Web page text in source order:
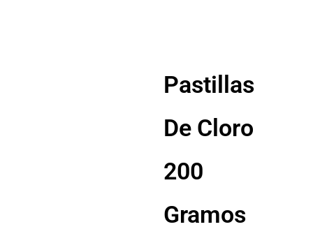
Pastillas
De Cloro
200
Gramos